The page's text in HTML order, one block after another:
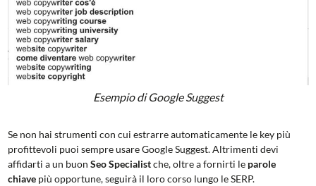
Esempio di Google Suggest
Se non hai strumenti con cui estrarre automaticamente le key più
profittevoli puoi sempre usare Google Suggest. Altrimenti devi
affidarti a un buon Seo Specialistche, oltre a fornirti le parole
chiave più opportune, seguirà il loro corso lungo le SERP.